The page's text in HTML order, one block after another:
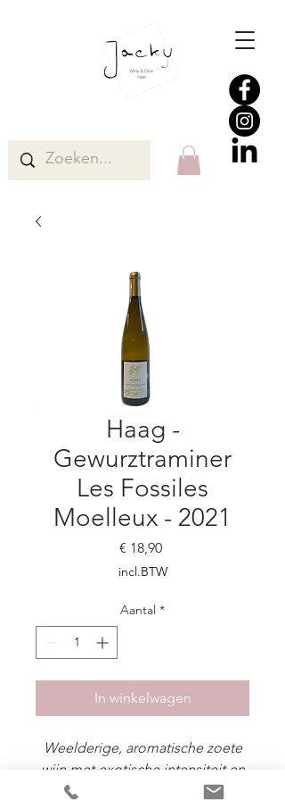
Haag -
Gewurztraminer
Les Fossiles
Moelleux - 2021
€ 18,90Prijs
incl.BTW
Aantal *
In winkelwagen
Weelderige, aromatische zoete
wijn met exotische intensiteit en